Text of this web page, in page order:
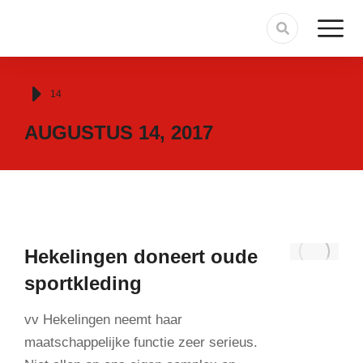
Je bent hier:
14
AUGUSTUS 14, 2017
Hekelingen doneert oude
sportkleding
vv Hekelingen neemt haar
maatschappelijke functie zeer serieus.